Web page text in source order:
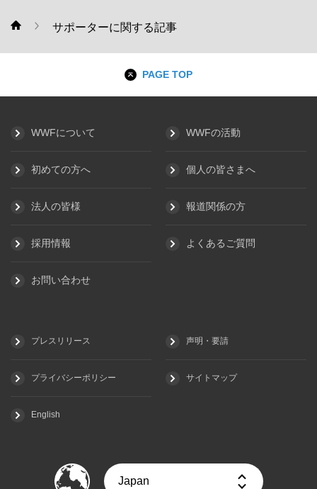
WWF サポーターに関する記事
PAGE TOP
WWFについて WWFの活動
初めての方へ 個人の皆さまへ
法人の皆様 報道関係の方
採用情報 よくあるご質問
お問い合わせ
プレスリリース 声明・要請
プライバシーポリシー サイトマップ
English